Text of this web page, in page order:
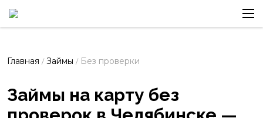
Главная / Займы / Без проверки
Займы на карту без